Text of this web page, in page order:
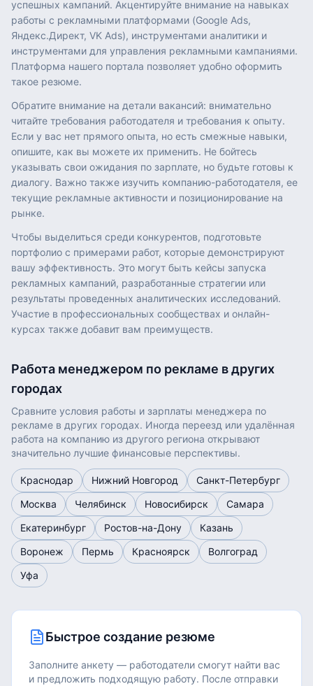
успешных кампаний. Акцентируйте внимание на навыках
работы с рекламными платформами (Google Ads,
Яндекс.Директ, VK Ads), инструментами аналитики и
инструментами для управления рекламными кампаниями.
Платформа нашего портала позволяет удобно оформить
такое резюме.
Обратите внимание на детали вакансий: внимательно
читайте требования работодателя и требования к опыту.
Если у вас нет прямого опыта, но есть смежные навыки,
опишите, как вы можете их применить. Не бойтесь
указывать свои ожидания по зарплате, но будьте готовы к
диалогу. Важно также изучить компанию-работодателя, ее
текущие рекламные активности и позиционирование на
рынке.
Чтобы выделиться среди конкурентов, подготовьте
портфолио с примерами работ, которые демонстрируют
вашу эффективность. Это могут быть кейсы запуска
рекламных кампаний, разработанные стратегии или
результаты проведенных аналитических исследований.
Участие в профессиональных сообществах и онлайн-
курсах также добавит вам преимуществ.
Работа менеджером по рекламе в других
городах
Сравните условия работы и зарплаты менеджера по
рекламе в других городах. Иногда переезд или удалённая
работа на компанию из другого региона открывают
значительно лучшие финансовые перспективы.
Краснодар Нижний Новгород
Санкт-Петербург
Москва
Челябинск Новосибирск
Самара
Екатеринбург
Ростов-на-Дону
Казань
Воронеж
Пермь Красноярск
Волгоград
Уфа
Быстрое создание резюме
Заполните анкету — работодатели смогут найти вас
и предложить подходящую работу. После отправки